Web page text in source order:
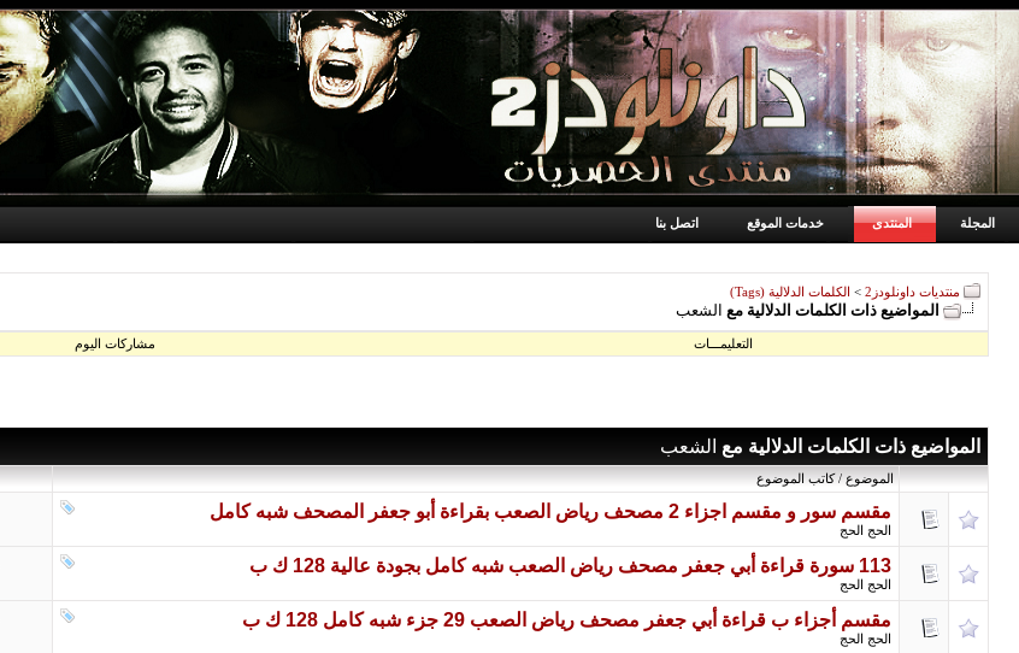
المجلة المنتدى خدمات الموقع اتصل بنا
منتديات داونلودز2 > الكلمات الدلالية (Tags)
المواضيع ذات الكلمات الدلالية مع الشعب
التعليمـــات مشاركات اليوم
المواضيع ذات الكلمات الدلالية مع الشعب
الموضوع / كاتب الموضوع
مقسم سور و مقسم اجزاء 2 مصحف رياض الصعب بقراءة أبو جعفر المصحف شبه كامل
الحج الحج
113 سورة قراءة أبي جعفر مصحف رياض الصعب شبه كامل بجودة عالية 128 ك ب
الحج الحج
مقسم أجزاء ب قراءة أبي جعفر مصحف رياض الصعب 29 جزء شبه كامل 128 ك ب
الحج الحج